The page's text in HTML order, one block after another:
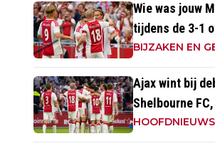
Wie was jouw
tijdens de 3-1
op Shelbourne
BIJZAKEN EN
Ajax wint bij
Shelbourne
afstand te
HOOFDNIEUWS